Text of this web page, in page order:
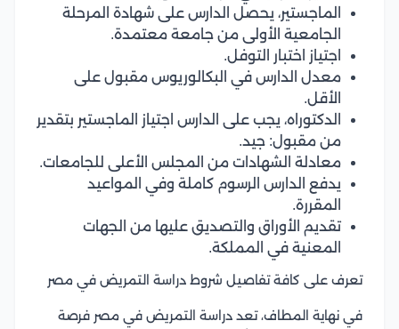
الماجستير، يحصل الدارس على شهادة المرحلة
الجامعية الأولى من جامعة معتمدة.
اجتياز اختبار التوفل.
معدل الدارس في البكالوريوس مقبول على
الأقل.
الدكتوراه، يجب على الدارس اجتياز الماجستير بتقدير
من مقبول: جيد.
معادلة الشهادات من المجلس الأعلى للجامعات.
يدفع الدارس الرسوم كاملة وفي المواعيد
المقررة.
تقديم الأوراق والتصديق عليها من الجهات
المعنية في المملكة.
تعرف على كافة تفاصيل شروط دراسة التمريض في مصر
في نهاية المطاف، تعد دراسة التمريض في مصر فرصة